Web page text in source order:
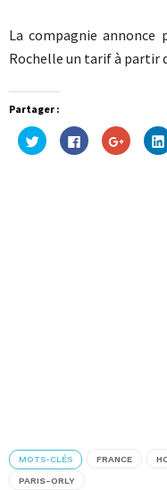
La compagnie annonce
Rochelle un tarif à partir
Partager :
Cliquez
pour
partager
Cliquez
pour
partager
Cliquez
pour
partager
MOTS-CLÉS FRANCE
PARIS-ORLY